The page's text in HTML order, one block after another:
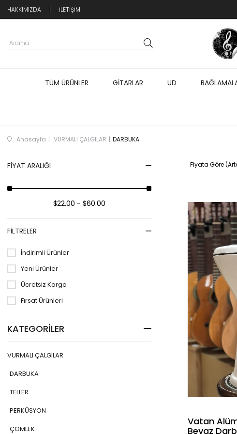
HAKKIMIZDA İLETİŞİM
TÜM ÜRÜNLER GİTARLAR UD
Anasayfa VURMALI ÇALGILAR DARBUKA
FIYAT ARALIĞI
$22.00 - $60.00
FILTRELER
İndirimli Ürünler
Yeni Ürünler
Ücretsiz Kargo
Fırsat Ürünleri
KATEGORILER
VURMALI ÇALGILAR
DARBUKA
TELLER
PERKÜSYON
ÇÖMLEK
Fiyata Göre
Vatan
Beyaz